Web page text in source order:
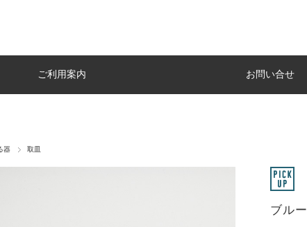
ご利用案内 お問い合せ
器 取皿
ブル